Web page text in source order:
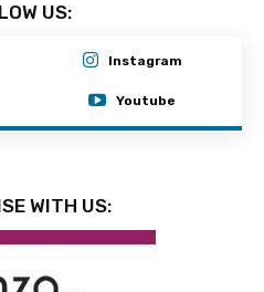
US:
Instagram
Youtube
WITH US: